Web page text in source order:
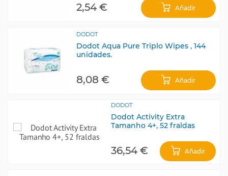
2,54 € Añadir
DODOT
Dodot Aqua Pure Triplo Wipes , 144
unidades.
8,08 € Añadir
DODOT
Dodot Activity Extra
Tamanho 4+, 52 fraldas
36,54 € Añadir